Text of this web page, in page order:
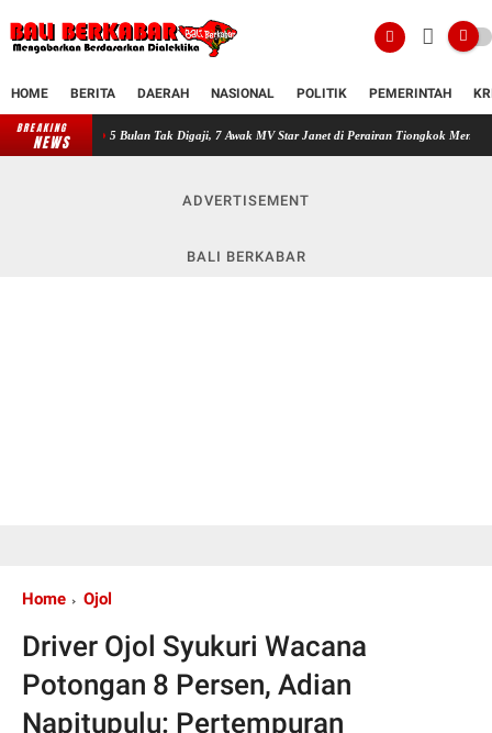
HOME BERITA DAERAH NASIONAL POLITIK PEMERINTAH
BREAKING
NEWS
5 Bulan Tak Digaji, 7 Awak MV Star Janet di Perairan Tiongkok Mengaku Menunggu
ADVERTISEMENT
BALI BERKABAR
Home Ojol
Driver Ojol Syukuri Wacana
Potongan 8 Persen, Adian
Napitupulu: Pertempuran